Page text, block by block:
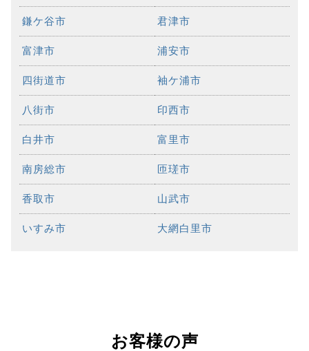
鎌ケ谷市 君津市
富津市 浦安市
四街道市 袖ケ浦市
八街市 印西市
白井市 富里市
南房総市 匝瑳市
香取市 山武市
いすみ市 大網白里市
お客様の声